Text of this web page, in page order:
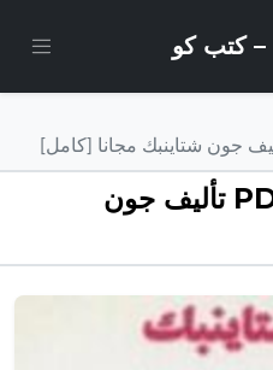
تحميل كتاب اللؤلؤة PDF تأليف جون